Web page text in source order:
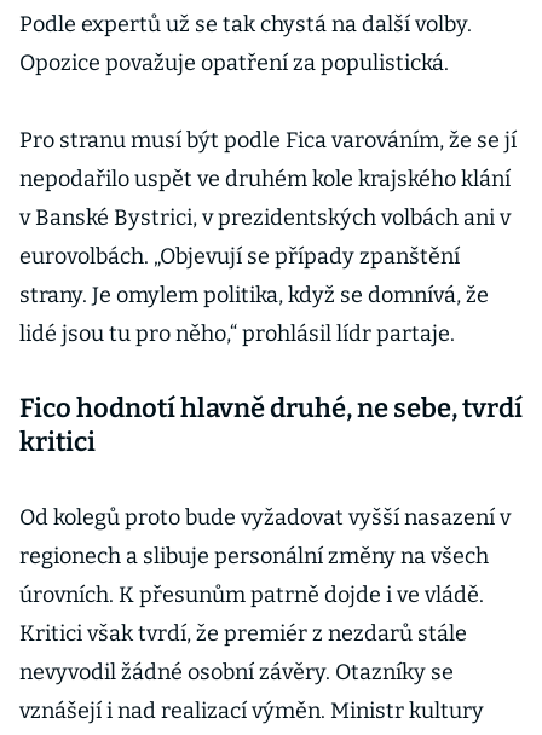
Podle expertů už se tak chystá na další volby.
Opozice považuje opatření za populistická.
Pro stranu musí být podle Fica varováním, že se jí
nepodařilo uspět ve druhém kole krajského klání
v Banské Bystrici, v prezidentských volbách ani v
eurovolbách. „Objevují se případy zpanštění
strany. Je omylem politika, když se domnívá, že
lidé jsou tu pro něho,“ prohlásil lídr partaje.
Fico hodnotí hlavně druhé, ne sebe, tvrdí
kritici
Od kolegů proto bude vyžadovat vyšší nasazení v
regionech a slibuje personální změny na všech
úrovních. K přesunům patrně dojde i ve vládě.
Kritici však tvrdí, že premiér z nezdarů stále
nevyvodil žádné osobní závěry. Otazníky se
vznášejí i nad realizací výměn. Ministr kultury